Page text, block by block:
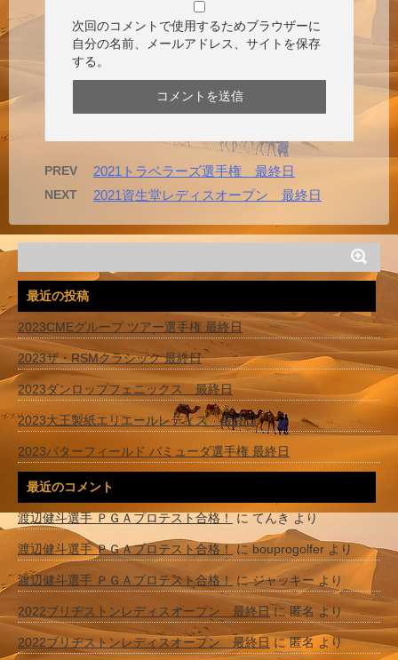
次回のコメントで使用するためブラウザーに
自分の名前、メールアドレス、サイトを保存
する。
PREV 2021トラベラーズ選手権 最終日
NEXT 2021資生堂レディスオープン 最終日
最近の投稿
2023CMEグループ ツアー選手権 最終日
2023ザ・RSMクラシック 最終日
2023ダンロップフェニックス 最終日
2023大王製紙エリエールレディス 最終日
2023バターフィールド バミューダ選手権 最終日
最近のコメント
渡辺健斗選手 ＰＧＡプロテスト合格！ に てんき より
渡辺健斗選手 ＰＧＡプロテスト合格！ に bouprogolfer より
渡辺健斗選手 ＰＧＡプロテスト合格！ にジャッキーより
2022ブリヂストンレディスオープン 最終日に 匿名 より
2022ブリヂストンレディスオープン 最終日 に匿名 より